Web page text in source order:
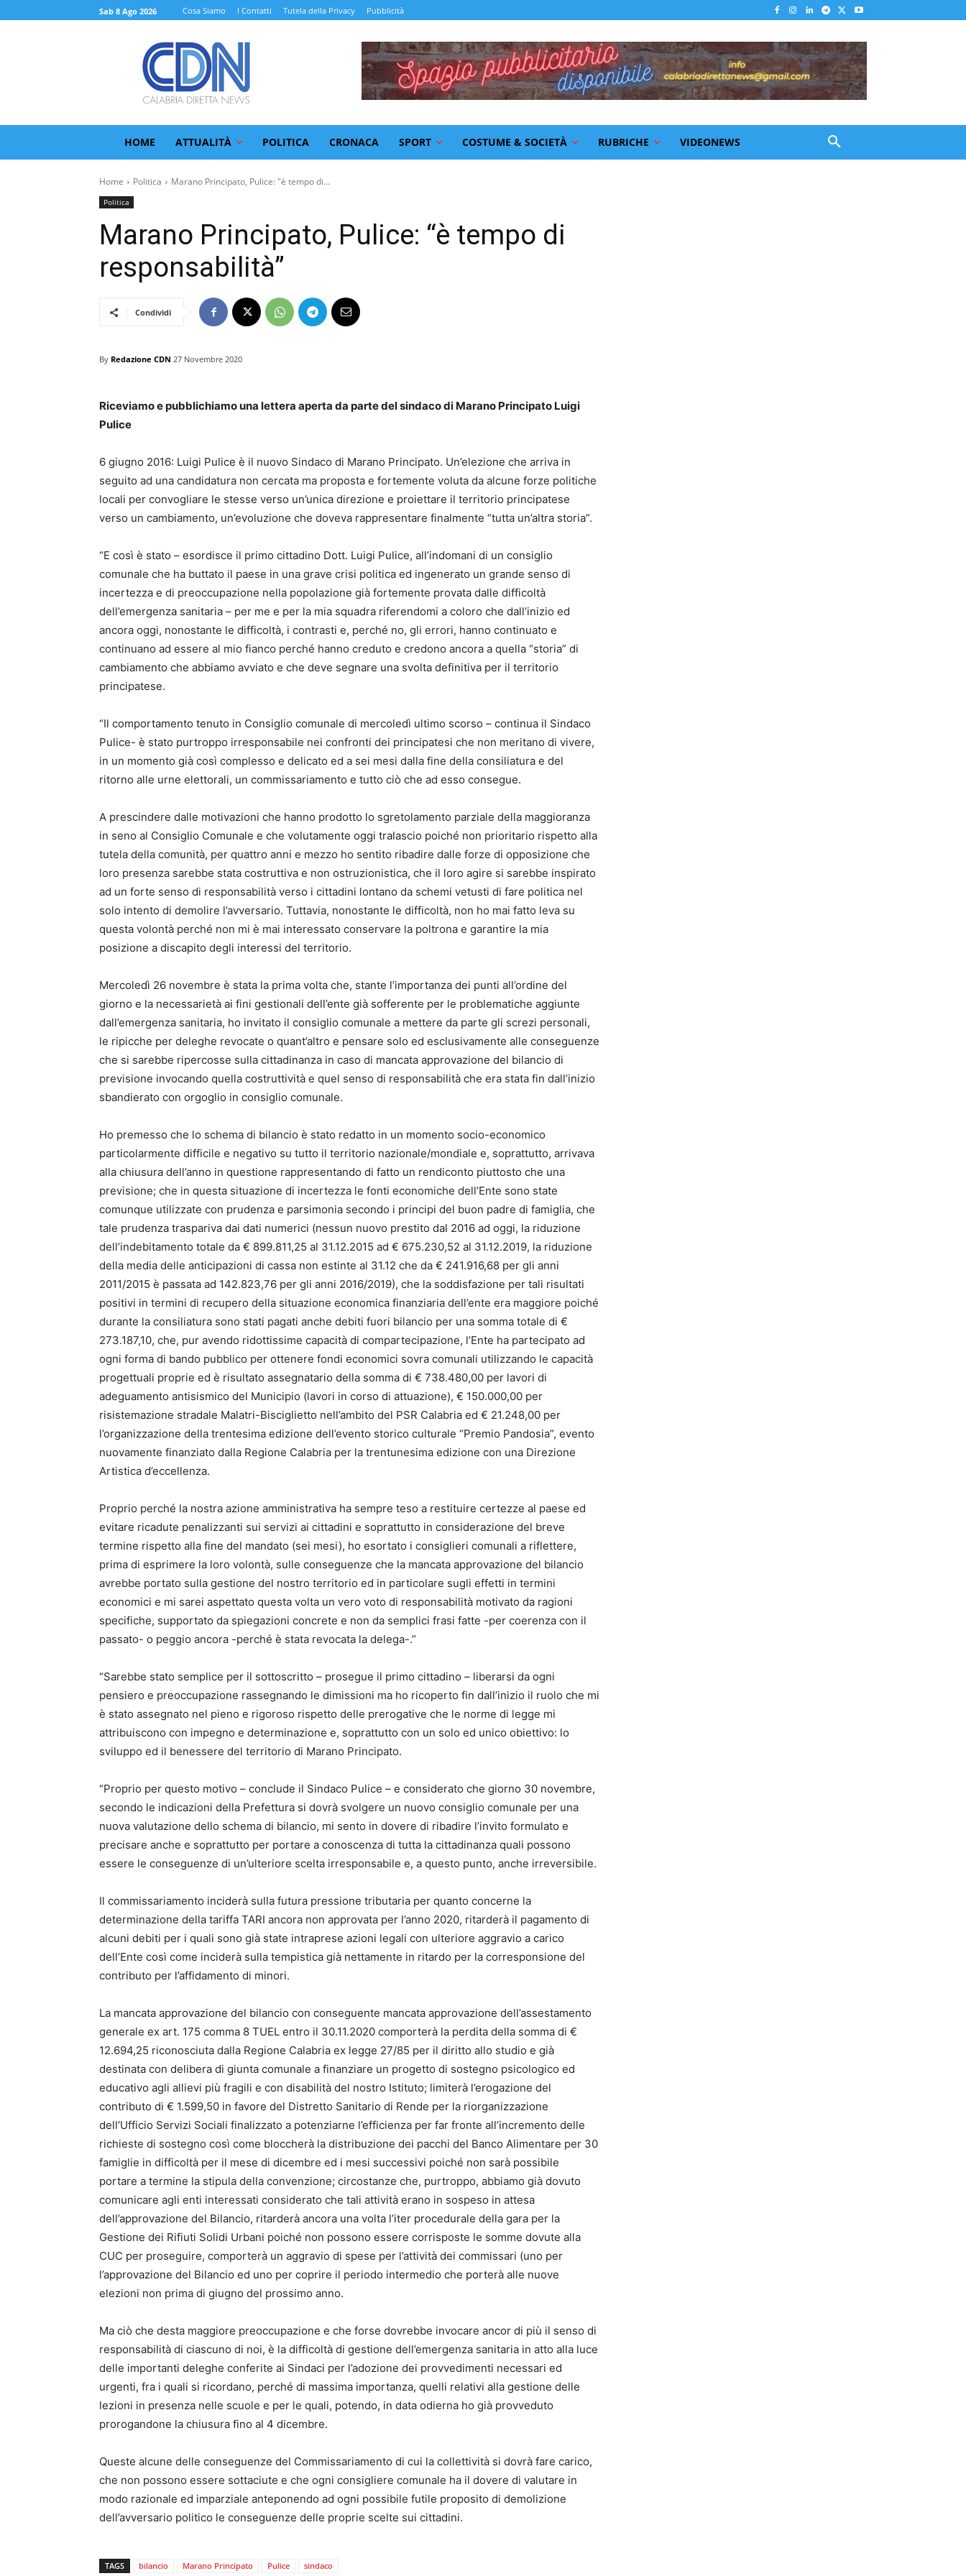
Sab 8 Ago 2026 Cosa Siamo I Contatti Tutela della Privacy Pubblicità
HOME ATTUALITÀ POLITICA CRONACA SPORT COSTUME & SOCIETÀ RUBRICHE VIDEONEWS
Home Politica Marano Principato, Pulice: "è tempo di...
Politica
Marano Principato, Pulice: “è tempo di
responsabilità”
Condividi
By Redazione CDN 27 Novembre 2020
Riceviamo e pubblichiamo una lettera aperta da parte del sindaco di Marano Principato Luigi
Pulice
6 giugno 2016: Luigi Pulice è il nuovo Sindaco di Marano Principato. Un’elezione che arriva in
seguito ad una candidatura non cercata ma proposta e fortemente voluta da alcune forze politiche
locali per convogliare le stesse verso un’unica direzione e proiettare il territorio principatese
verso un cambiamento, un’evoluzione che doveva rappresentare finalmente “tutta un’altra storia”.
“E così è stato – esordisce il primo cittadino Dott. Luigi Pulice, all’indomani di un consiglio
comunale che ha buttato il paese in una grave crisi politica ed ingenerato un grande senso di
incertezza e di preoccupazione nella popolazione già fortemente provata dalle difficoltà
dell’emergenza sanitaria – per me e per la mia squadra riferendomi a coloro che dall’inizio ed
ancora oggi, nonostante le difficoltà, i contrasti e, perché no, gli errori, hanno continuato e
continuano ad essere al mio fianco perché hanno creduto e credono ancora a quella “storia” di
cambiamento che abbiamo avviato e che deve segnare una svolta definitiva per il territorio
principatese.
“Il comportamento tenuto in Consiglio comunale di mercoledì ultimo scorso – continua il Sindaco
Pulice- è stato purtroppo irresponsabile nei confronti dei principatesi che non meritano di vivere,
in un momento già così complesso e delicato ed a sei mesi dalla fine della consiliatura e del
ritorno alle urne elettorali, un commissariamento e tutto ciò che ad esso consegue.
A prescindere dalle motivazioni che hanno prodotto lo sgretolamento parziale della maggioranza
in seno al Consiglio Comunale e che volutamente oggi tralascio poiché non prioritario rispetto alla
tutela della comunità, per quattro anni e mezzo ho sentito ribadire dalle forze di opposizione che
loro presenza sarebbe stata costruttiva e non ostruzionistica, che il loro agire si sarebbe inspirato
ad un forte senso di responsabilità verso i cittadini lontano da schemi vetusti di fare politica nel
solo intento di demolire l’avversario. Tuttavia, nonostante le difficoltà, non ho mai fatto leva su
questa volontà perché non mi è mai interessato conservare la poltrona e garantire la mia
posizione a discapito degli interessi del territorio.
Mercoledì 26 novembre è stata la prima volta che, stante l’importanza dei punti all’ordine del
giorno e la necessarietà ai fini gestionali dell’ente già sofferente per le problematiche aggiunte
dall’emergenza sanitaria, ho invitato il consiglio comunale a mettere da parte gli screzi personali,
le ripicche per deleghe revocate o quant’altro e pensare solo ed esclusivamente alle conseguenze
che si sarebbe ripercosse sulla cittadinanza in caso di mancata approvazione del bilancio di
previsione invocando quella costruttività e quel senso di responsabilità che era stata fin dall’inizio
sbandierato con orgoglio in consiglio comunale.
Ho premesso che lo schema di bilancio è stato redatto in un momento socio-economico
particolarmente difficile e negativo su tutto il territorio nazionale/mondiale e, soprattutto, arrivava
alla chiusura dell’anno in questione rappresentando di fatto un rendiconto piuttosto che una
previsione; che in questa situazione di incertezza le fonti economiche dell’Ente sono state
comunque utilizzate con prudenza e parsimonia secondo i principi del buon padre di famiglia, che
tale prudenza traspariva dai dati numerici (nessun nuovo prestito dal 2016 ad oggi, la riduzione
dell’indebitamento totale da € 899.811,25 al 31.12.2015 ad € 675.230,52 al 31.12.2019, la riduzione
della media delle anticipazioni di cassa non estinte al 31.12 che da € 241.916,68 per gli anni
2011/2015 è passata ad 142.823,76 per gli anni 2016/2019), che la soddisfazione per tali risultati
positivi in termini di recupero della situazione economica finanziaria dell’ente era maggiore poiché
durante la consiliatura sono stati pagati anche debiti fuori bilancio per una somma totale di €
273.187,10, che, pur avendo ridottissime capacità di compartecipazione, l’Ente ha partecipato ad
ogni forma di bando pubblico per ottenere fondi economici sovra comunali utilizzando le capacità
progettuali proprie ed è risultato assegnatario della somma di € 738.480,00 per lavori di
adeguamento antisismico del Municipio (lavori in corso di attuazione), € 150.000,00 per
risistemazione stradale Malatri-Bisciglietto nell’ambito del PSR Calabria ed € 21.248,00 per
l’organizzazione della trentesima edizione dell’evento storico culturale “Premio Pandosia”, evento
nuovamente finanziato dalla Regione Calabria per la trentunesima edizione con una Direzione
Artistica d’eccellenza.
Proprio perché la nostra azione amministrativa ha sempre teso a restituire certezze al paese ed
evitare ricadute penalizzanti sui servizi ai cittadini e soprattutto in considerazione del breve
termine rispetto alla fine del mandato (sei mesi), ho esortato i consiglieri comunali a riflettere,
prima di esprimere la loro volontà, sulle conseguenze che la mancata approvazione del bilancio
avrebbe portato sulla gestione del nostro territorio ed in particolare sugli effetti in termini
economici e mi sarei aspettato questa volta un vero voto di responsabilità motivato da ragioni
specifiche, supportato da spiegazioni concrete e non da semplici frasi fatte -per coerenza con il
passato- o peggio ancora -perché è stata revocata la delega-.”
“Sarebbe stato semplice per il sottoscritto – prosegue il primo cittadino – liberarsi da ogni
pensiero e preoccupazione rassegnando le dimissioni ma ho ricoperto fin dall’inizio il ruolo che mi
è stato assegnato nel pieno e rigoroso rispetto delle prerogative che le norme di legge mi
attribuiscono con impegno e determinazione e, soprattutto con un solo ed unico obiettivo: lo
sviluppo ed il benessere del territorio di Marano Principato.
“Proprio per questo motivo – conclude il Sindaco Pulice – e considerato che giorno 30 novembre,
secondo le indicazioni della Prefettura si dovrà svolgere un nuovo consiglio comunale per una
nuova valutazione dello schema di bilancio, mi sento in dovere di ribadire l’invito formulato e
precisare anche e soprattutto per portare a conoscenza di tutta la cittadinanza quali possono
essere le conseguenze di un’ulteriore scelta irresponsabile e, a questo punto, anche irreversibile.
Il commissariamento inciderà sulla futura pressione tributaria per quanto concerne la
determinazione della tariffa TARI ancora non approvata per l’anno 2020, ritarderà il pagamento di
alcuni debiti per i quali sono già state intraprese azioni legali con ulteriore aggravio a carico
dell’Ente così come inciderà sulla tempistica già nettamente in ritardo per la corresponsione del
contributo per l’affidamento di minori.
La mancata approvazione del bilancio con conseguente mancata approvazione dell’assestamento
generale ex art. 175 comma 8 TUEL entro il 30.11.2020 comporterà la perdita della somma di €
12.694,25 riconosciuta dalla Regione Calabria ex legge 27/85 per il diritto allo studio e già
destinata con delibera di giunta comunale a finanziare un progetto di sostegno psicologico ed
educativo agli allievi più fragili e con disabilità del nostro Istituto; limiterà l’erogazione del
contributo di € 1.599,50 in favore del Distretto Sanitario di Rende per la riorganizzazione
dell’Ufficio Servizi Sociali finalizzato a potenziarne l’efficienza per far fronte all’incremento delle
richieste di sostegno così come bloccherà la distribuzione dei pacchi del Banco Alimentare per 30
famiglie in difficoltà per il mese di dicembre ed i mesi successivi poiché non sarà possibile
portare a termine la stipula della convenzione; circostanze che, purtroppo, abbiamo già dovuto
comunicare agli enti interessati considerato che tali attività erano in sospeso in attesa
dell’approvazione del Bilancio, ritarderà ancora una volta l’iter procedurale della gara per la
Gestione dei Rifiuti Solidi Urbani poiché non possono essere corrisposte le somme dovute alla
CUC per proseguire, comporterà un aggravio di spese per l’attività dei commissari (uno per
l’approvazione del Bilancio ed uno per coprire il periodo intermedio che porterà alle nuove
elezioni non prima di giugno del prossimo anno.
Ma ciò che desta maggiore preoccupazione e che forse dovrebbe invocare ancor di più il senso di
responsabilità di ciascuno di noi, è la difficoltà di gestione dell’emergenza sanitaria in atto alla luce
delle importanti deleghe conferite ai Sindaci per l’adozione dei provvedimenti necessari ed
urgenti, fra i quali si ricordano, perché di massima importanza, quelli relativi alla gestione delle
lezioni in presenza nelle scuole e per le quali, potendo, in data odierna ho già provveduto
prorogandone la chiusura fino al 4 dicembre.
Queste alcune delle conseguenze del Commissariamento di cui la collettività si dovrà fare carico,
che non possono essere sottaciute e che ogni consigliere comunale ha il dovere di valutare in
modo razionale ed imparziale anteponendo ad ogni possibile futile proposito di demolizione
dell’avversario politico le conseguenze delle proprie scelte sui cittadini.
TAGS bilancio Marano Principato Pulice sindaco